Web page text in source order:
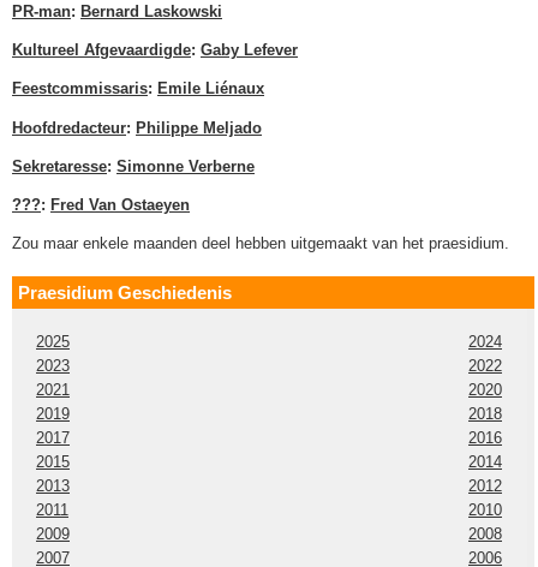
PR-man: Bernard Laskowski
Kultureel Afgevaardigde: Gaby Lefever
Feestcommissaris: Emile Liénaux
Hoofdredacteur: Philippe Meljado
Sekretaresse: Simonne Verberne
???: Fred Van Ostaeyen
Zou maar enkele maanden deel hebben uitgemaakt van het praesidium.
Praesidium Geschiedenis
2025
2024
2023
2022
2021
2020
2019
2018
2017
2016
2015
2014
2013
2012
2011
2010
2009
2008
2007
2006